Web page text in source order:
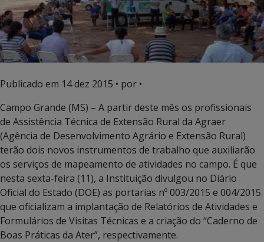
Publicado em 14 dez 2015 • por •
Campo Grande (MS) – A partir deste mês os profissionais
de Assistência Técnica de Extensão Rural da Agraer
(Agência de Desenvolvimento Agrário e Extensão Rural)
terão dois novos instrumentos de trabalho que auxiliarão
os serviços de mapeamento de atividades no campo. É que
nesta sexta-feira (11), a Instituição divulgou no Diário
Oficial do Estado (DOE) as portarias nº 003/2015 e 004/2015
que oficializam a implantação de Relatórios de Atividades e
Formulários de Visitas Técnicas e a criação do “Caderno de
Boas Práticas da Ater”, respectivamente.